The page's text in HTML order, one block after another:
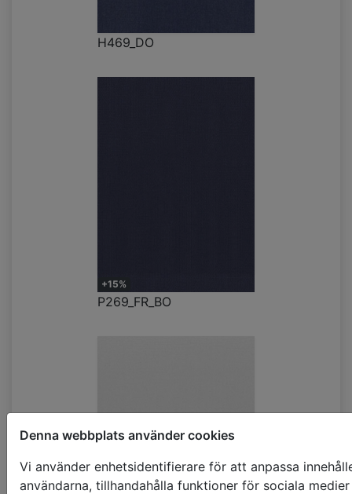
Denna webbplats använder cookies
Vi använder enhetsidentifierare för att anpassa
användarna, tillhandahålla funktioner för sociala
H469_DO
+15%
P269_FR_BO